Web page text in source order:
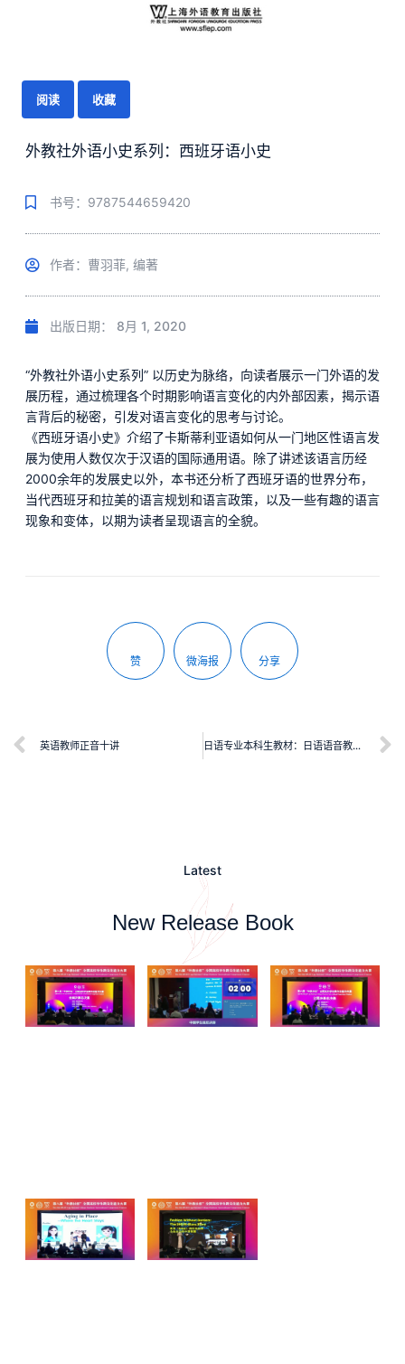
阅读 收藏
外教社外语小史系列：西班牙语小史
书号：9787544659420
作者：曹羽菲, 编著
出版日期： 8月 1, 2020
“外教社外语小史系列” 以历史为脉络，向读者展示一门外语的发
展历程，通过梳理各个时期影响语言变化的内外部因素，揭示语
言背后的秘密，引发对语言变化的思考与讨论。
《西班牙语小史》介绍了卡斯蒂利亚语如何从一门地区性语言发
展为使用人数仅次于汉语的国际通用语。除了讲述该语言历经
2000余年的发展史以外，本书还分析了西班牙语的世界分布，
当代西班牙和拉美的语言规划和语言政策，以及一些有趣的语言
现象和变体，以期为读者呈现语言的全貌。
赞 微海报 分享
英语教师正音十讲 日语专业本科生教材：日语语音教程（第三版）
Latest
New Release Book